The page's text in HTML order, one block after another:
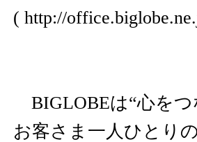
( http://
BIGLOBEは“心を
お客さま一人ひとり